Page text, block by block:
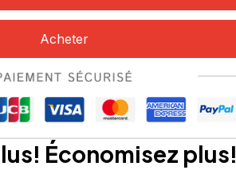
Acheter
Économisez plus!